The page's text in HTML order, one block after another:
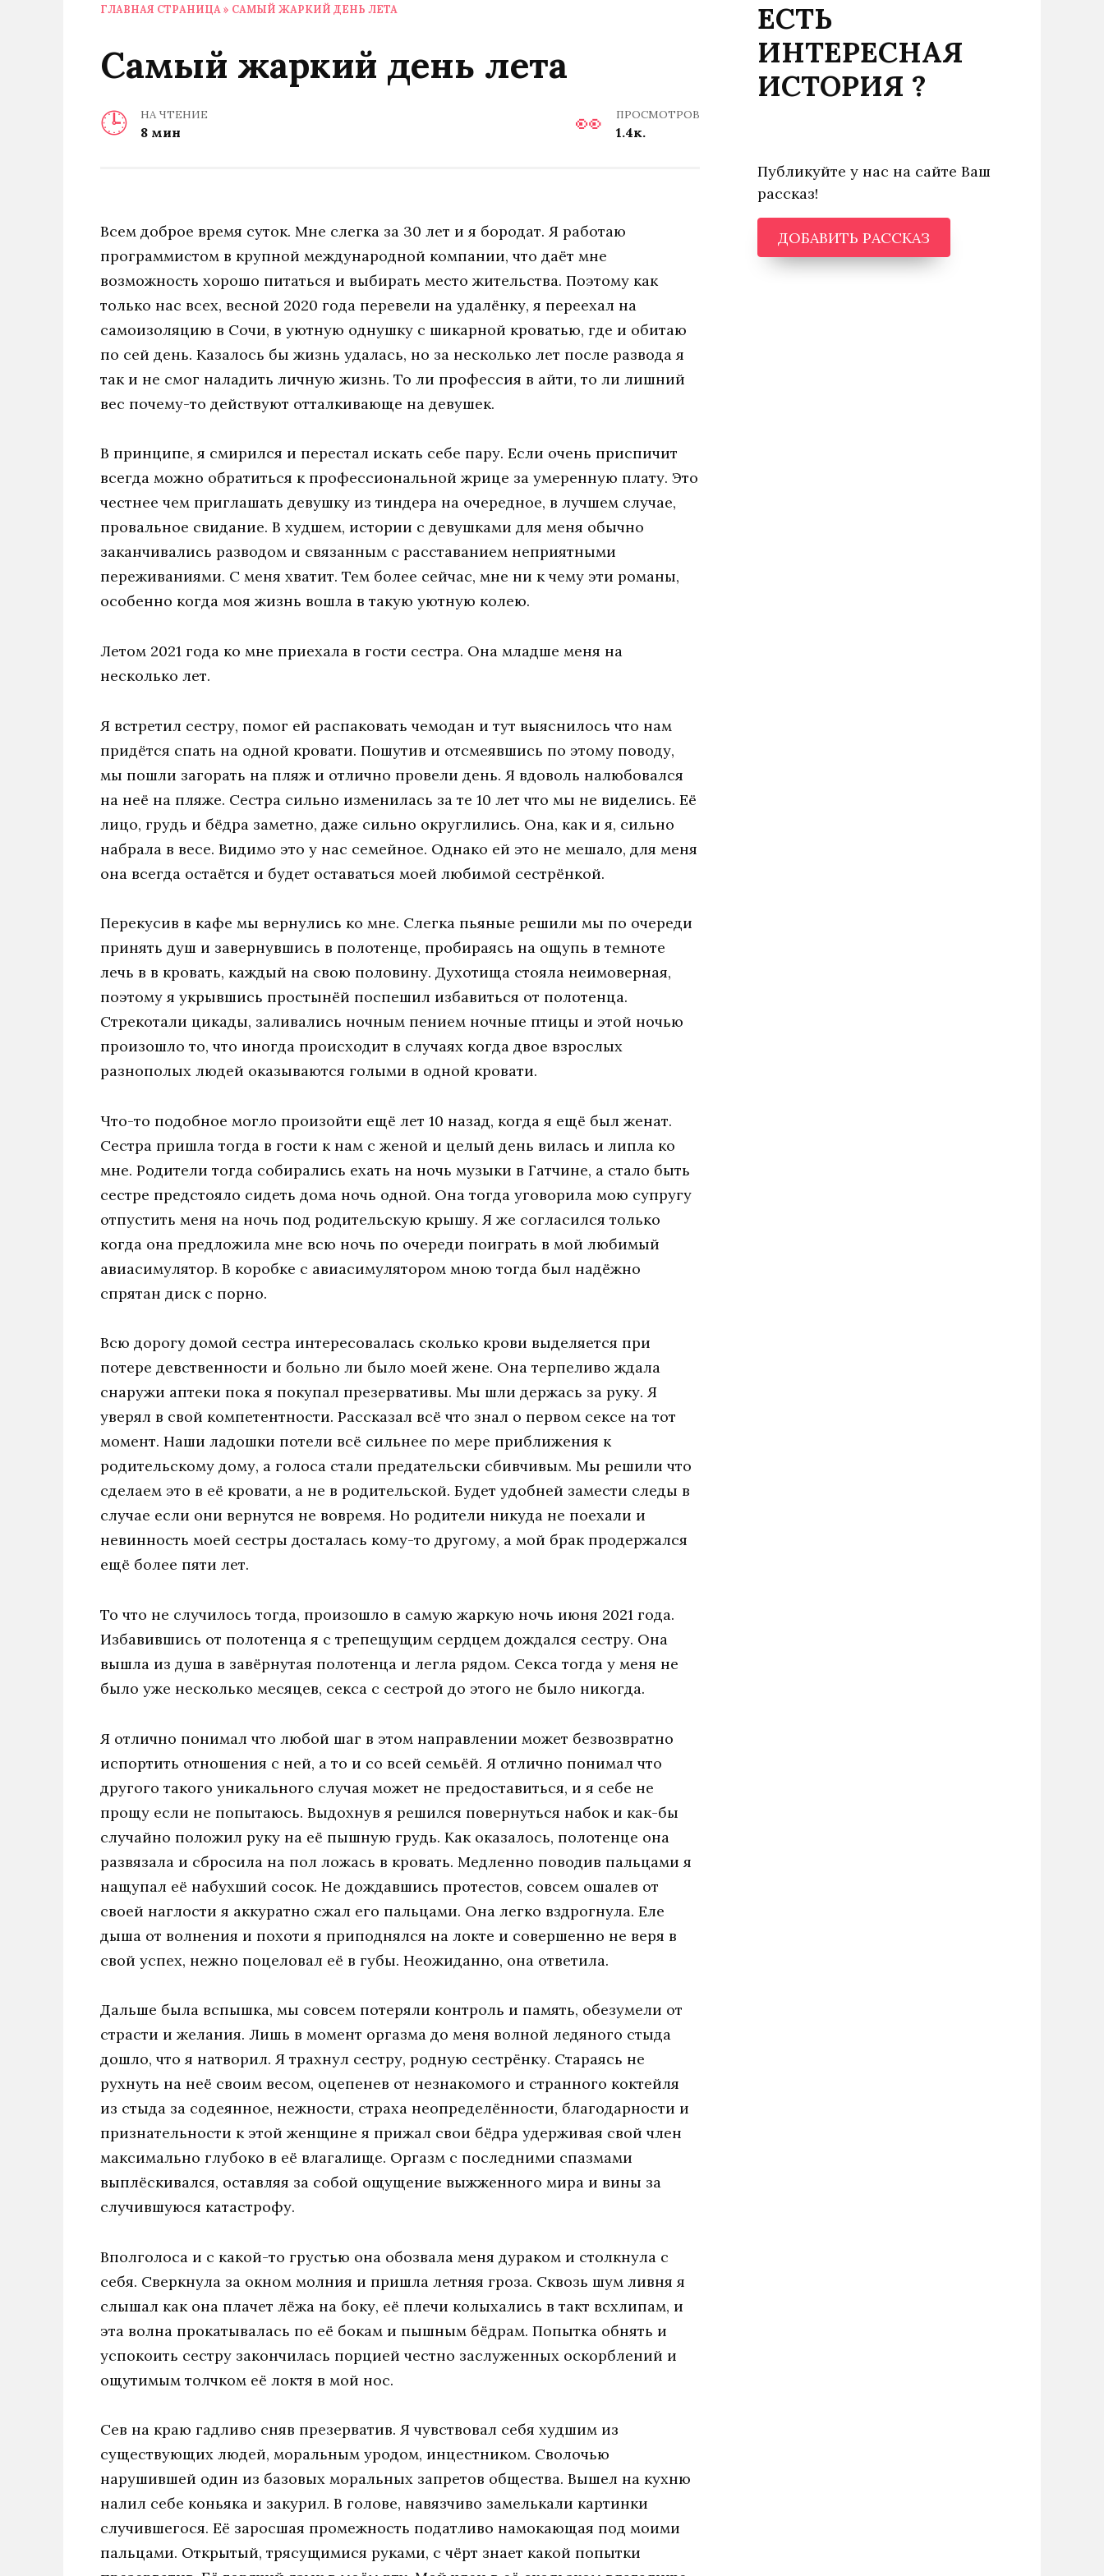
ГЛАВНАЯ СТРАНИЦА » САМЫЙ ЖАРКИЙ ДЕНЬ ЛЕТА
Самый жаркий день лета
НА ЧТЕНИЕ
8 мин
ПРОСМОТРОВ
1.4к.
Всем доброе время суток. Мне слегка за 30 лет и я бородат. Я работаю
программистом в крупной международной компании, что даёт мне
возможность хорошо питаться и выбирать место жительства. Поэтому как
только нас всех, весной 2020 года перевели на удалёнку, я переехал на
самоизоляцию в Сочи, в уютную однушку с шикарной кроватью, где и обитаю
по сей день. Казалось бы жизнь удалась, но за несколько лет после развода я
так и не смог наладить личную жизнь. То ли профессия в айти, то ли лишний
вес почему-то действуют отталкивающе на девушек.
В принципе, я смирился и перестал искать себе пару. Если очень приспичит
всегда можно обратиться к профессиональной жрице за умеренную плату. Это
честнее чем приглашать девушку из тиндера на очередное, в лучшем случае,
провальное свидание. В худшем, истории с девушками для меня обычно
заканчивались разводом и связанным с расставанием неприятными
переживаниями. С меня хватит. Тем более сейчас, мне ни к чему эти романы,
особенно когда моя жизнь вошла в такую уютную колею.
Летом 2021 года ко мне приехала в гости сестра. Она младше меня на
несколько лет.
Я встретил сестру, помог ей распаковать чемодан и тут выяснилось что нам
придётся спать на одной кровати. Пошутив и отсмеявшись по этому поводу,
мы пошли загорать на пляж и отлично провели день. Я вдоволь налюбовался
на неё на пляже. Сестра сильно изменилась за те 10 лет что мы не виделись. Её
лицо, грудь и бёдра заметно, даже сильно округлились. Она, как и я, сильно
набрала в весе. Видимо это у нас семейное. Однако ей это не мешало, для меня
она всегда остаётся и будет оставаться моей любимой сестрёнкой.
Перекусив в кафе мы вернулись ко мне. Слегка пьяные решили мы по очереди
принять душ и завернувшись в полотенце, пробираясь на ощупь в темноте
лечь в в кровать, каждый на свою половину. Духотища стояла неимоверная,
поэтому я укрывшись простынёй поспешил избавиться от полотенца.
Стрекотали цикады, заливались ночным пением ночные птицы и этой ночью
произошло то, что иногда происходит в случаях когда двое взрослых
разнополых людей оказываются голыми в одной кровати.
Что-то подобное могло произойти ещё лет 10 назад, когда я ещё был женат.
Сестра пришла тогда в гости к нам с женой и целый день вилась и липла ко
мне. Родители тогда собирались ехать на ночь музыки в Гатчине, а стало быть
сестре предстояло сидеть дома ночь одной. Она тогда уговорила мою супругу
отпустить меня на ночь под родительскую крышу. Я же согласился только
когда она предложила мне всю ночь по очереди поиграть в мой любимый
авиасимулятор. В коробке с авиасимулятором мною тогда был надёжно
спрятан диск с порно.
Всю дорогу домой сестра интересовалась сколько крови выделяется при
потере девственности и больно ли было моей жене. Она терпеливо ждала
снаружи аптеки пока я покупал презервативы. Мы шли держась за руку. Я
уверял в свой компетентности. Рассказал всё что знал о первом сексе на тот
момент. Наши ладошки потели всё сильнее по мере приближения к
родительскому дому, а голоса стали предательски сбивчивым. Мы решили что
сделаем это в её кровати, а не в родительской. Будет удобней замести следы в
случае если они вернутся не вовремя. Но родители никуда не поехали и
невинность моей сестры досталась кому-то другому, а мой брак продержался
ещё более пяти лет.
То что не случилось тогда, произошло в самую жаркую ночь июня 2021 года.
Избавившись от полотенца я с трепещущим сердцем дождался сестру. Она
вышла из душа в завёрнутая полотенца и легла рядом. Секса тогда у меня не
было уже несколько месяцев, секса с сестрой до этого не было никогда.
Я отлично понимал что любой шаг в этом направлении может безвозвратно
испортить отношения с ней, а то и со всей семьёй. Я отлично понимал что
другого такого уникального случая может не предоставиться, и я себе не
прощу если не попытаюсь. Выдохнув я решился повернуться набок и как-бы
случайно положил руку на её пышную грудь. Как оказалось, полотенце она
развязала и сбросила на пол ложась в кровать. Медленно поводив пальцами я
нащупал её набухший сосок. Не дождавшись протестов, совсем ошалев от
своей наглости я аккуратно сжал его пальцами. Она легко вздрогнула. Еле
дыша от волнения и похоти я приподнялся на локте и совершенно не веря в
свой успех, нежно поцеловал её в губы. Неожиданно, она ответила.
Дальше была вспышка, мы совсем потеряли контроль и память, обезумели от
страсти и желания. Лишь в момент оргазма до меня волной ледяного стыда
дошло, что я натворил. Я трахнул сестру, родную сестрёнку. Стараясь не
рухнуть на неё своим весом, оцепенев от незнакомого и странного коктейля
из стыда за содеянное, нежности, страха неопределённости, благодарности и
признательности к этой женщине я прижал свои бёдра удерживая свой член
максимально глубоко в её влагалище. Оргазм с последними спазмами
выплёскивался, оставляя за собой ощущение выжженного мира и вины за
случившуюся катастрофу.
Вполголоса и с какой-то грустью она обозвала меня дураком и столкнула с
себя. Сверкнула за окном молния и пришла летняя гроза. Сквозь шум ливня я
слышал как она плачет лёжа на боку, её плечи колыхались в такт всхлипам, и
эта волна прокатывалась по её бокам и пышным бёдрам. Попытка обнять и
успокоить сестру закончилась порцией честно заслуженных оскорблений и
ощутимым толчком её локтя в мой нос.
Сев на краю гадливо сняв презерватив. Я чувствовал себя худшим из
существующих людей, моральным уродом, инцестником. Сволочью
нарушившей один из базовых моральных запретов общества. Вышел на кухню
налил себе коньяка и закурил. В голове, навязчиво замелькали картинки
случившегося. Её заросшая промежность податливо намокающая под моими
пальцами. Открытый, трясущимися руками, с чёрт знает какой попытки
ЕСТЬ
ИНТЕРЕСНАЯ
ИСТОРИЯ ?
Публикуйте у нас на сайте Ваш
рассказ!
ДОБАВИТЬ РАССКАЗ